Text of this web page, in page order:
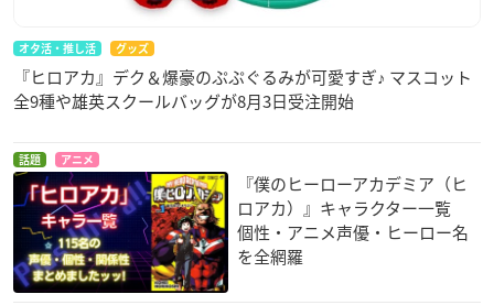
オタ活・推し活 グッズ
『ヒロアカ』デク＆爆豪のぷぷぐるみが可愛すぎ♪ マスコット
全9種や雄英スクールバッグが8月3日受注開始
話題 アニメ
『僕のヒーローアカデミア（ヒ
ロアカ）』キャラクター一覧
個性・アニメ声優・ヒーロー名
を全網羅